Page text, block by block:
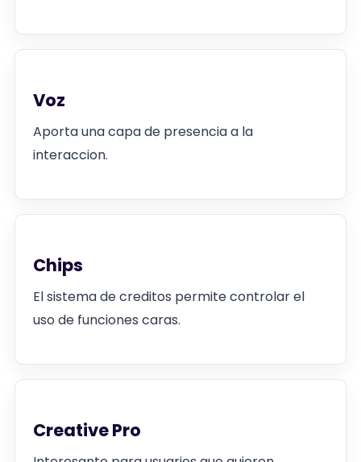
Voz
Aporta una capa de presencia a la
interaccion.
Chips
El sistema de creditos permite controlar el
uso de funciones caras.
Creative Pro